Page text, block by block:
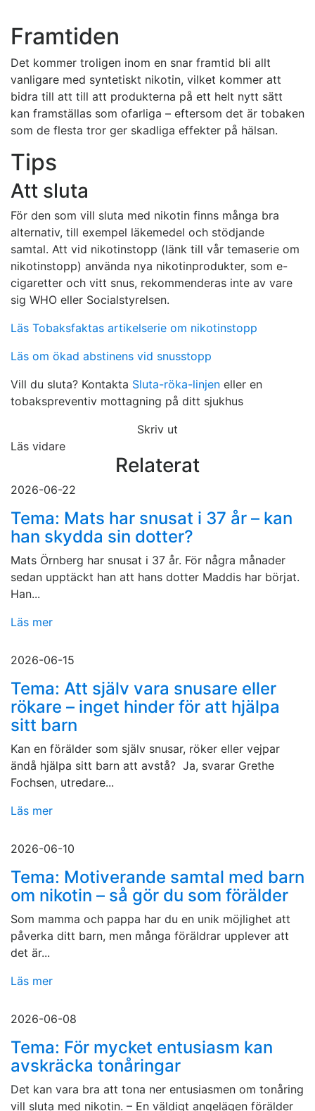
Framtiden
Det kommer troligen inom en snar framtid bli allt
vanligare med syntetiskt nikotin, vilket kommer att
bidra till att till att produkterna på ett helt nytt sätt
kan framställas som ofarliga – eftersom det är tobaken
som de flesta tror ger skadliga effekter på hälsan.
Tips
Att sluta
För den som vill sluta med nikotin finns många bra
alternativ, till exempel läkemedel och stödjande
samtal. Att vid nikotinstopp (länk till vår temaserie om
nikotinstopp) använda nya nikotinprodukter, som e-
cigaretter och vitt snus, rekommenderas inte av vare
sig WHO eller Socialstyrelsen.
Läs Tobaksfaktas artikelserie om nikotinstopp
Läs om ökad abstinens vid snusstopp
Vill du sluta? Kontakta Sluta-röka-linjen eller en
tobakspreventiv mottagning på ditt sjukhus
Skriv ut
Läs vidare
Relaterat
2026-06-22
Tema: Mats har snusat i 37 år – kan
han skydda sin dotter?
Mats Örnberg har snusat i 37 år. För några månader
sedan upptäckt han att hans dotter Maddis har börjat.
Han...
Läs mer
2026-06-15
Tema: Att själv vara snusare eller
rökare – inget hinder för att hjälpa
sitt barn
Kan en förälder som själv snusar, röker eller vejpar
ändå hjälpa sitt barn att avstå? Ja, svarar Grethe
Fochsen, utredare...
Läs mer
2026-06-10
Tema: Motiverande samtal med barn
om nikotin – så gör du som förälder
Som mamma och pappa har du en unik möjlighet att
påverka ditt barn, men många föräldrar upplever att
det är...
Läs mer
2026-06-08
Tema: För mycket entusiasm kan
avskräcka tonåringar
Det kan vara bra att tona ner entusiasmen om tonåring
vill sluta med nikotin. – En väldigt angelägen förälder